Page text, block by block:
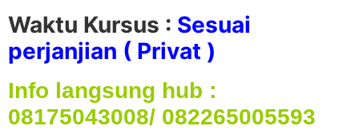
Waktu Kursus : Sesuai
perjanjian ( Privat )
Info langsung hub :
08175043008/ 082265005593